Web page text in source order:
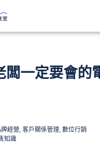
闆一定要會的
牌經營, 客戶關係管理, 數位行銷
知識